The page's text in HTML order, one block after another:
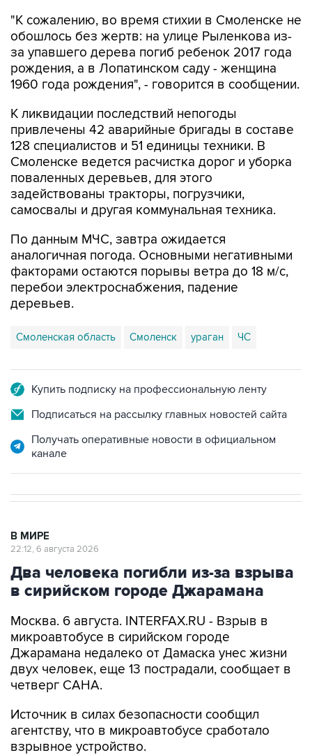
"К сожалению, во время стихии в Смоленске не
обошлось без жертв: на улице Рыленкова из-
за упавшего дерева погиб ребенок 2017 года
рождения, а в Лопатинском саду - женщина
1960 года рождения", - говорится в сообщении.
К ликвидации последствий непогоды
привлечены 42 аварийные бригады в составе
128 специалистов и 51 единицы техники. В
Смоленске ведется расчистка дорог и уборка
поваленных деревьев, для этого
задействованы тракторы, погрузчики,
самосвалы и другая коммунальная техника.
По данным МЧС, завтра ожидается
аналогичная погода. Основными негативными
факторами остаются порывы ветра до 18 м/с,
перебои электроснабжения, падение
деревьев.
Смоленская область Смоленск ураган ЧС
Купить подписку на профессиональную ленту
Подписаться на рассылку главных новостей сайта
Получать оперативные новости в официальном
канале
В МИРЕ
22:12, 6 августа 2026
Два человека погибли из-за взрыва
в сирийском городе Джарамана
Москва. 6 августа. INTERFAX.RU - Взрыв в
микроавтобусе в сирийском городе
Джарамана недалеко от Дамаска унес жизни
двух человек, еще 13 пострадали, сообщает в
четверг САНА.
Источник в силах безопасности сообщил
агентству, что в микроавтобусе сработало
взрывное устройство.